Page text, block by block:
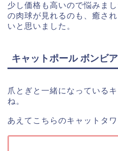
少し価格も高いので悩みま
の肉球が見れるのも、癒さ
いと思いました。
キャットポール ボンビ
爪とぎと一緒になっている
ね。
あえてこちらのキャットタ